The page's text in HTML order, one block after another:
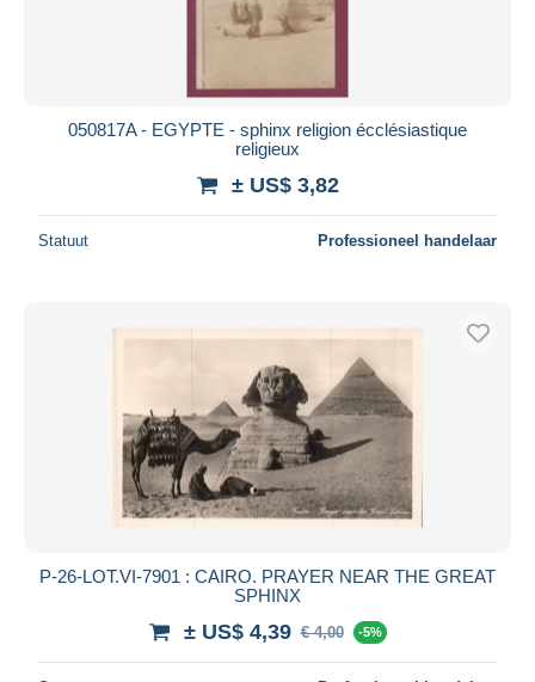
050817A - EGYPTE - sphinx religion écclésiastique
religieux
± US$ 3,82
Statuut Professioneel handelaar
P-26-LOT.VI-7901 : CAIRO. PRAYER NEAR THE GREAT
SPHINX
± US$ 4,39 € 4,00 -5%